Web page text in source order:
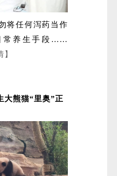
将任何泻药当作
常养生手段……
大熊猫“里奥”正